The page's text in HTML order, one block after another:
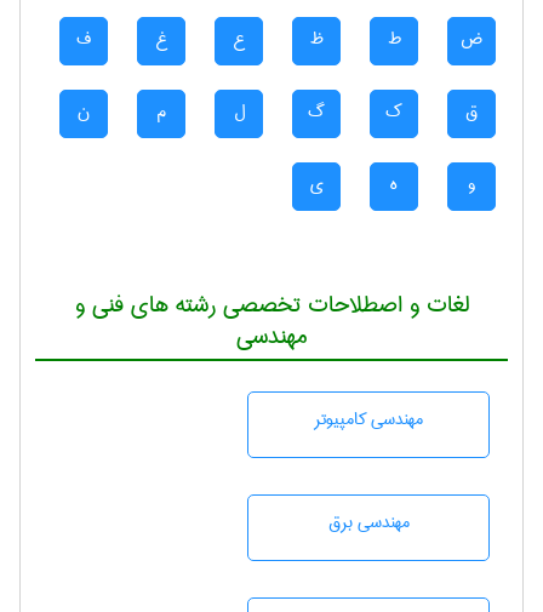
ض ط ظ ع غ ف
ق ک گ ل م ن
و ه ی
لغات و اصطلاحات تخصصی رشته های فنی و
مهندسی
مهندسی كامپيوتر
مهندسی برق